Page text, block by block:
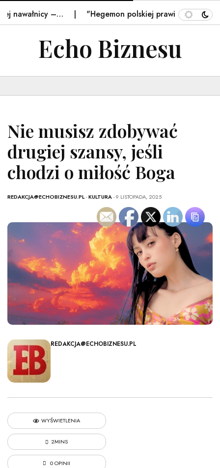
–… "Hegemon polskiej prawicy". W
Echo Biznesu
Nie musisz zdobywać
drugiej szansy, jeśli
chodzi o miłość Boga
REDAKCJA@ECHOBIZNESU.PL-KULTURA- 9 LISTOPADA, 2025
REDAKCJA@ECHOBIZNESU.PL
WYŚWIETLENIA
2MINS
0 OPINII